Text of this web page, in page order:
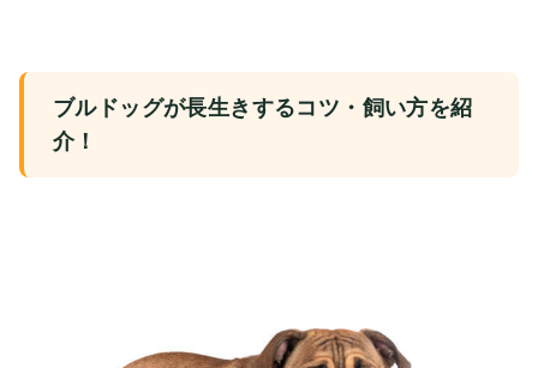
ブルドッグが長生きするコツ・飼い方を紹
介！